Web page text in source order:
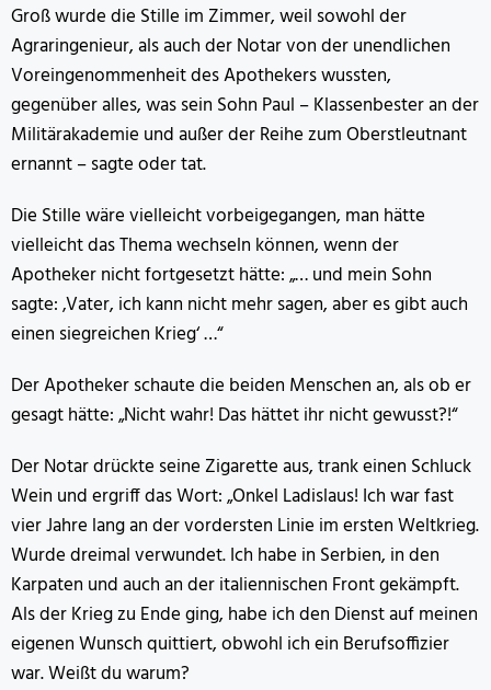
Groß wurde die Stille im Zimmer, weil sowohl der
Agraringenieur, als auch der Notar von der unendlichen
Voreingenommenheit des Apothekers wussten,
gegenüber alles, was sein Sohn Paul – Klassenbester an der
Militärakademie und außer der Reihe zum Oberstleutnant
ernannt – sagte oder tat.
Die Stille wäre vielleicht vorbeigegangen, man hätte
vielleicht das Thema wechseln können, wenn der
Apotheker nicht fortgesetzt hätte: „… und mein Sohn
sagte: ‚Vater, ich kann nicht mehr sagen, aber es gibt auch
einen siegreichen Krieg‘ …“
Der Apotheker schaute die beiden Menschen an, als ob er
gesagt hätte: „Nicht wahr! Das hättet ihr nicht gewusst?!“
Der Notar drückte seine Zigarette aus, trank einen Schluck
Wein und ergriff das Wort: „Onkel Ladislaus! Ich war fast
vier Jahre lang an der vordersten Linie im ersten Weltkrieg.
Wurde dreimal verwundet. Ich habe in Serbien, in den
Karpaten und auch an der italiennischen Front gekämpft.
Als der Krieg zu Ende ging, habe ich den Dienst auf meinen
eigenen Wunsch quittiert, obwohl ich ein Berufsoffizier
war. Weißt du warum?